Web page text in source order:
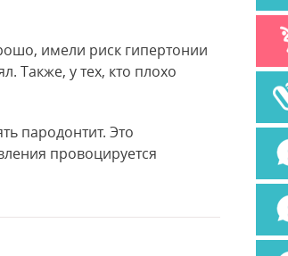
имели риск гипертонии
Также, у тех, кто плохо
пародонтит. Это
провоцируется